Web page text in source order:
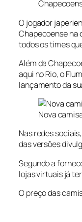
O jogador
Chapecoense na
todos os times
Além da
aqui no Rio, o
lançamento da
Nova
Nas redes
das versões
Segundo a
lojas virtuais já
O preço das